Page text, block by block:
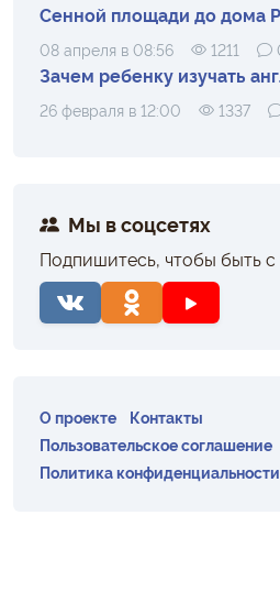
Сенной площади до дома
08 апреля в 08:56 1211
Зачем ребенку изучать
26 февраля в 12:00 1337
Мы в соцсетях
Подпишитесь, чтобы быть
О проекте
Контакты
Пользовательское соглашение
Политика конфиденциальности